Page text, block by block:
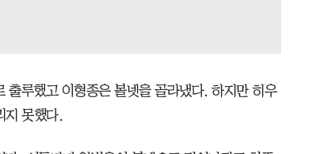
출루했고 이형종은 볼넷을 골라냈다. 하지만 히우
지 못했다.